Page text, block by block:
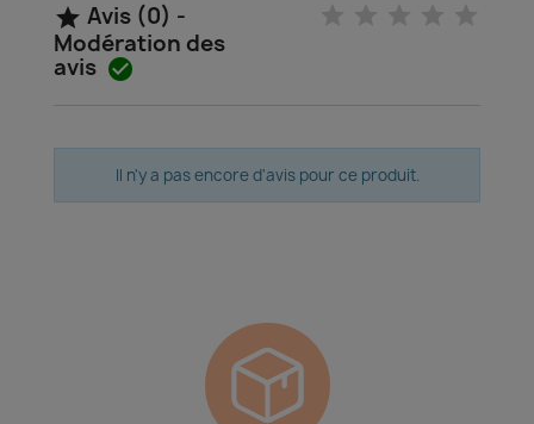
 Avis (0) -
Modération des
avis 
Il n'y a pas encore d'avis pour ce produit.